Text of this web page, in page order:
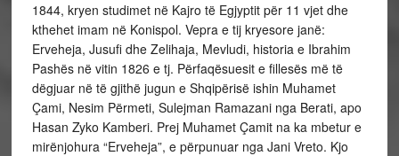
1844, kryen studimet në Kajro të Egjyptit për 11 vjet dhe
kthehet imam në Konispol. Vepra e tij kryesore janë:
Erveheja, Jusufi dhe Zelihaja, Mevludi, historia e Ibrahim
Pashës në vitin 1826 e tj. Përfaqësuesit e fillesës më të
dëgjuar në të gjithë jugun e Shqipërisë ishin Muhamet
Çami, Nesim Përmeti, Sulejman Ramazani nga Berati, apo
Hasan Zyko Kamberi. Prej Muhamet Çamit na ka mbetur e
mirënjohura “Erveheja”, e përpunuar nga Jani Vreto. Kjo